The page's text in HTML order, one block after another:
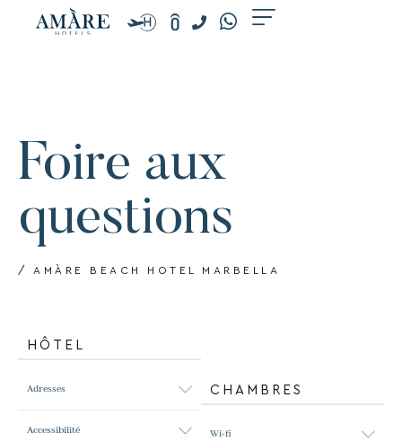
Foire aux
questions
/ AMÀRE BEACH HOTEL MARBELLA
HÔTEL
Adresses
Accessibilité
CHAMBRES
Wi-fi